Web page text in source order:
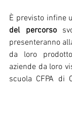
È previsto infine
del percorso
presenteranno
da loro
aziende da loro
scuola CFPA di